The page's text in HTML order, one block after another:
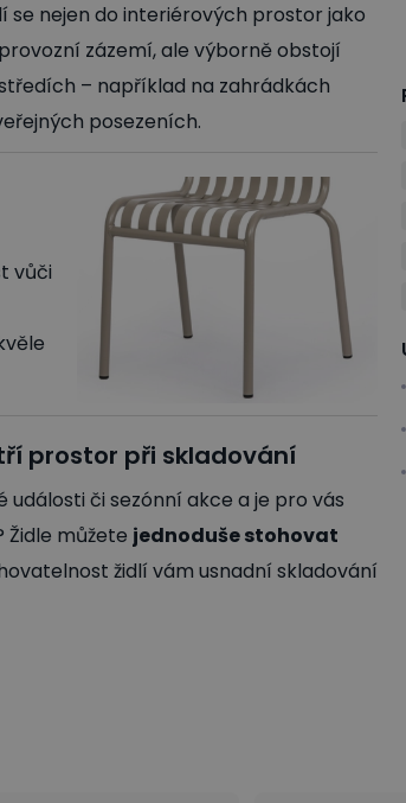
se nejen do interiérových prostor jako
zázemí, ale výborně obstojí
– například na zahrádkách
posezeních.
vůči
prostor při skladování
události či sezónní akce a je pro vás
Židle můžete jednoduše stohovat
židlí vám usnadní skladování